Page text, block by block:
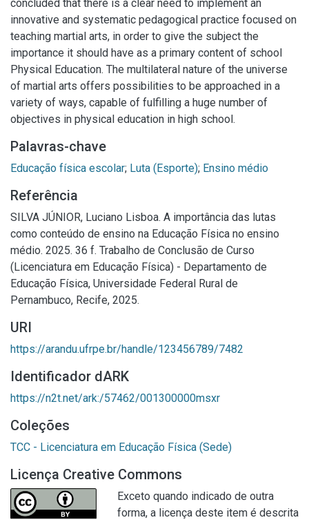
concluded that there is a clear need to implement an
innovative and systematic pedagogical practice focused on
teaching martial arts, in order to give the subject the
importance it should have as a primary content of school
Physical Education. The multilateral nature of the universe
of martial arts offers possibilities to be approached in a
variety of ways, capable of fulfilling a huge number of
objectives in physical education in high school.
Palavras-chave
Educação física escolar; Luta (Esporte); Ensino médio
Referência
SILVA JÚNIOR, Luciano Lisboa. A importância das lutas
como conteúdo de ensino na Educação Física no ensino
médio. 2025. 36 f. Trabalho de Conclusão de Curso
(Licenciatura em Educação Física) - Departamento de
Educação Física, Universidade Federal Rural de
Pernambuco, Recife, 2025.
URI
https://arandu.ufrpe.br/handle/123456789/7482
Identificador dARK
https://n2t.net/ark:/57462/001300000msxr
Coleções
TCC - Licenciatura em Educação Física (Sede)
Licença Creative Commons
Exceto quando indicado de outra
forma, a licença deste item é descrita